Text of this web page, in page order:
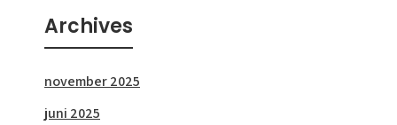
Archives
november 2025
juni 2025